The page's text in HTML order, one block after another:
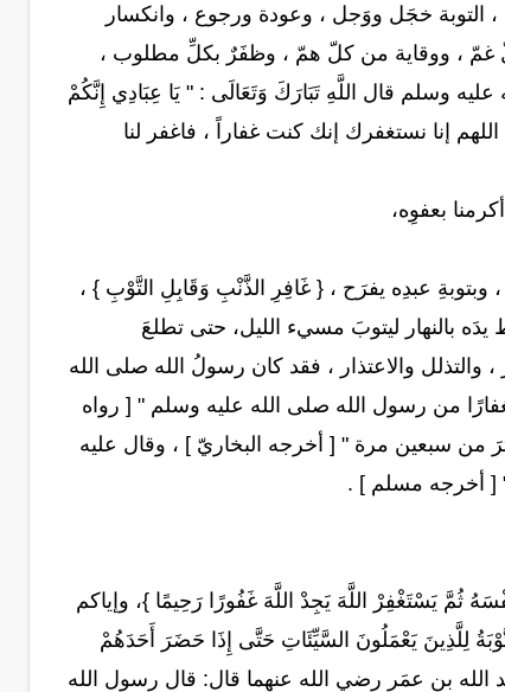
التوبة خجَل ووَجل ، وعودة ورجوع ، وانكسار
كلّ غمّ ، ووقاية من كلّ همّ ، وظفَرٌ بكلِّ مطلوب ،
وسلم قال اللَّهِ تَبَارَكَ وَتَعَالَى : " يَا عِبَادِي إِنَّكُمْ
إنا نستغفرك إنك كنت غفاراً ، فاغفر لنا
بعفوِه،
عبدِه يفرَح ، { غَافِرِ الذَّنْبِ وَقَابِلِ التَّوْبِ } ،
بالنهار ليتوبَ مسيء الليل، حتى تطلعَ
والاعتذار ، فقد كان رسولُ الله صلى الله
من رسول الله صلى الله عليه وسلم " [ رواه
من سبعين مرة " [ أخرجه البخاريّ ] ، وقال عليه
" [ أخرجه مسلم ] .
ثُمَّ يَسْتَغْفِرْ اللَّهَ يَجِدْ اللَّهَ غَفُورًا رَحِيمًا }، وإياكم
لِلَّذِينَ يَعْمَلُونَ السَّيِّئَاتِ حَتَّى إِذَا حَضَرَ أَحَدَهُمْ
الله بن عمَر رضي الله عنهما قال: قال رسول الله